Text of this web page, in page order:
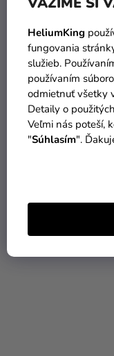
HeliumKing
fungovania
služieb.
používaním
odmietnuť všetky
Detaily o
Veľmi nás poteší,
"Súhlasím".
Misa nerez German